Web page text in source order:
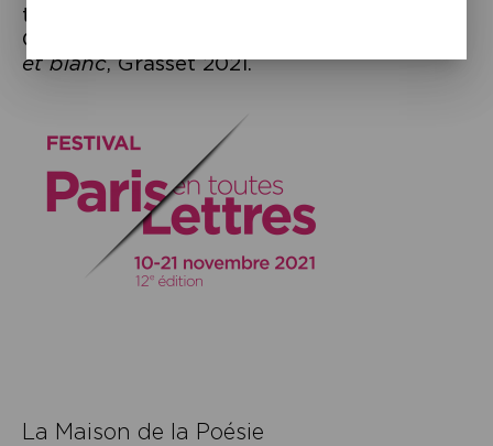
trad. par Hélène Cohen – Thomas
Chatterton Williams,
et blanc, Grasset 2021.
de
l’article
La Maison de la Poésie